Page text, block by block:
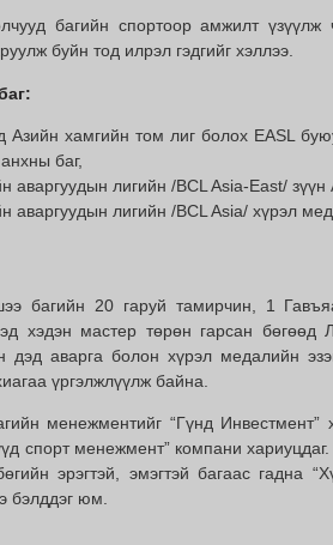
багийн спортоор амжилт үзүүлж
буйн тод илрэл гэдгийг хэллээ.
Азийн хамгийн том лиг болох EASL
баг,
аваргуудын лигийн /BCL Asia-East/ зүүн
аваргуудын лигийн /BCL Asia/ хүрэл
багийн 20 гаруй тамирчин, 1
хэдэн мастер төрөн гарсан бөгөөд
дэд аварга болон хүрэл медалийн
үргэлжлүүлж байна.
менежментийг “Гүнд Инвестмент”
спорт менежмент” компани
эрэгтэй, эмэгтэй багаас гадна
бэлддэг юм.